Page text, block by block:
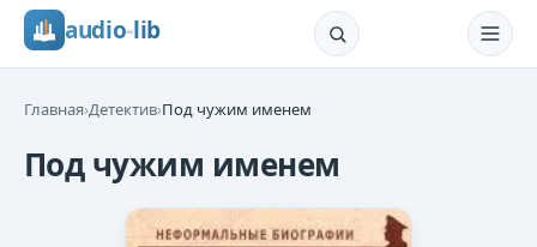
audio-lib
Главная›Детектив›Под чужим именем
Под чужим именем